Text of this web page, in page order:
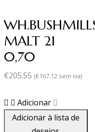
MALT 21
0,70
€205.55 (€167.12 sem iva)
Adicionar
Adicionar à lista de